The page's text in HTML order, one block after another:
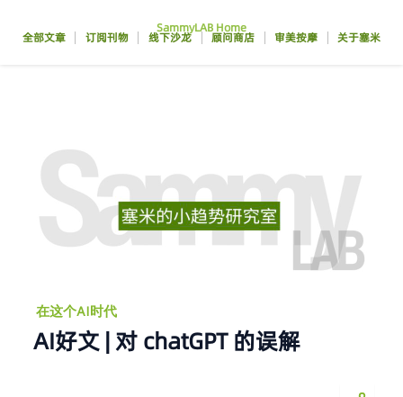
SammyLAB Home
全部文章 订阅刊物 线下沙龙 顾问商店 审美按摩 关于塞米
在这个AI时代
AI好文 | 对 chatGPT 的误解